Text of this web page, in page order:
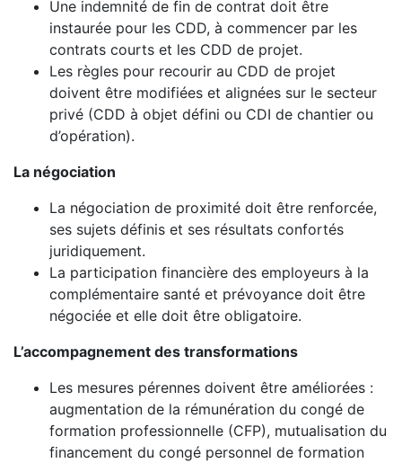
Une indemnité de fin de contrat doit être
instaurée pour les CDD, à commencer par les
contrats courts et les CDD de projet.
Les règles pour recourir au CDD de projet
doivent être modifiées et alignées sur le secteur
privé (CDD à objet défini ou CDI de chantier ou
d’opération).
La négociation
La négociation de proximité doit être renforcée,
ses sujets définis et ses résultats confortés
juridiquement.
La participation financière des employeurs à la
complémentaire santé et prévoyance doit être
négociée et elle doit être obligatoire.
L’accompagnement des transformations
Les mesures pérennes doivent être améliorées :
augmentation de la rémunération du congé de
formation professionnelle (CFP), mutualisation du
financement du congé personnel de formation